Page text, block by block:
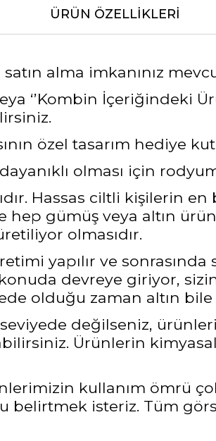
ÜRÜN ÖZELLIKLERI
alma imkanınız
‘’Kombin İçeriğindeki
özel tasarım hediye
olması için
Hassas ciltli kişilerin
hep gümüş veya altın
olmasıdır.
yapılır ve sonrasında
devreye giriyor,
olduğu zaman altın
seviyede değilseniz,
Ürünlerin
kullanım ömrü
belirtmek isteriz. Tüm